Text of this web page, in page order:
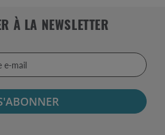
À LA NEWSLETTER